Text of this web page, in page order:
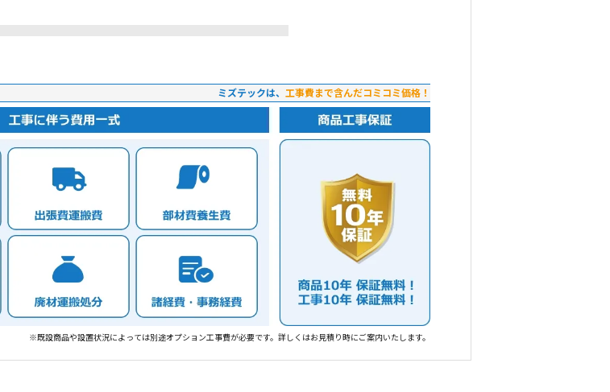
ミズテックは、 工事費まで含んだコミコミ価格！
※既設商品や設置状況によっては別途オプション工事費が必要です。詳しくはお見積り時にご案内いたします。